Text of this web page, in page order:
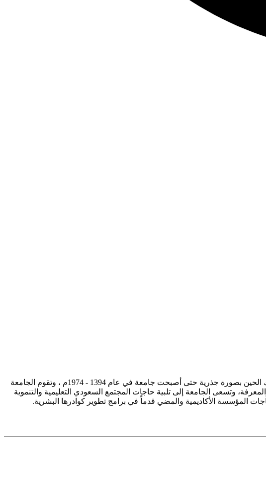
تأسست جامعة الإمام محمد بن سعود الإسلامية ممثلة في كلية الشريعة في سنة 1373هـ 1953م، وتطورت منذ ذلك الحين بصورة جذرية حتى أصبحت جامعة في عام 1394 - 1974م ، وتقوم الجامعة
وتسعى الجامعة إلى تلبية حاجات المجتمع السعودي التعليمية والتنموية
المؤسسة الأكاديمية والمضي قدماً في برامج تطوير كوادرها البشرية.